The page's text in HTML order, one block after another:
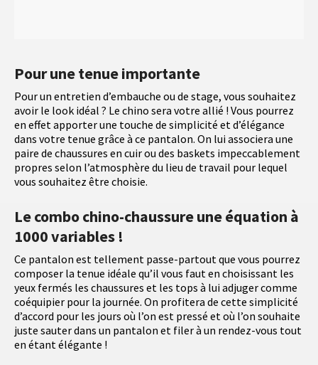
Pour une tenue importante
Pour un entretien d’embauche ou de stage, vous souhaitez
avoir le look idéal ? Le chino sera votre allié ! Vous pourrez
en effet apporter une touche de simplicité et d’élégance
dans votre tenue grâce à ce pantalon. On lui associera une
paire de chaussures en cuir ou des baskets impeccablement
propres selon l’atmosphère du lieu de travail pour lequel
vous souhaitez être choisie.
Le combo chino-chaussure une équation à
1000 variables !
Ce pantalon est tellement passe-partout que vous pourrez
composer la tenue idéale qu’il vous faut en choisissant les
yeux fermés les chaussures et les tops à lui adjuger comme
coéquipier pour la journée. On profitera de cette simplicité
d’accord pour les jours où l’on est pressé et où l’on souhaite
juste sauter dans un pantalon et filer à un rendez-vous tout
en étant élégante !